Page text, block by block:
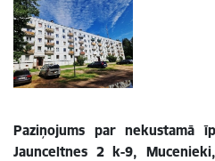
Paziņojums parnekustamā
Jaunceltnes 2 k-9,